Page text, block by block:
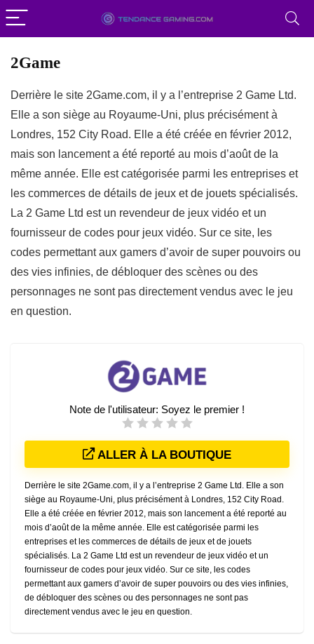
2Game
Derrière le site 2Game.com, il y a l’entreprise 2 Game Ltd.
Elle a son siège au Royaume-Uni, plus précisément à
Londres, 152 City Road. Elle a été créée en février 2012,
mais son lancement a été reporté au mois d’août de la
même année. Elle est catégorisée parmi les entreprises et
les commerces de détails de jeux et de jouets spécialisés.
La 2 Game Ltd est un revendeur de jeux vidéo et un
fournisseur de codes pour jeux vidéo. Sur ce site, les
codes permettant aux gamers d’avoir de super pouvoirs ou
des vies infinies, de débloquer des scènes ou des
personnages ne sont pas directement vendus avec le jeu
en question.
Note de l'utilisateur: Soyez le premier !
ALLER À LA BOUTIQUE
Derrière le site 2Game.com, il y a l’entreprise 2 Game Ltd. Elle a son
siège au Royaume-Uni, plus précisément à Londres, 152 City Road.
Elle a été créée en février 2012, mais son lancement a été reporté au
mois d’août de la même année. Elle est catégorisée parmi les
entreprises et les commerces de détails de jeux et de jouets
spécialisés. La 2 Game Ltd est un revendeur de jeux vidéo et un
fournisseur de codes pour jeux vidéo. Sur ce site, les codes
permettant aux gamers d’avoir de super pouvoirs ou des vies infinies,
de débloquer des scènes ou des personnages ne sont pas
directement vendus avec le jeu en question.